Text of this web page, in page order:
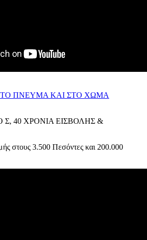
ΤΟ ΠΝΕΥΜΑ ΚΑΙ ΣΤΟ ΧΩΜΑ
Σ, 40 ΧΡΟΝΙΑ ΕΙΣΒΟΛΗΣ &
στους 3.500 Πεσόντες και 200.000